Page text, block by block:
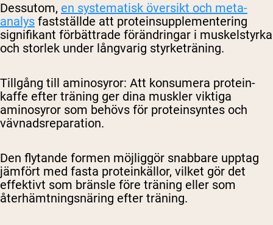
Dessutom, en systematisk översikt och meta-
analys fastställde att proteinsupplementering
signifikant förbättrade förändringar i muskelstyrka
och storlek under långvarig styrketräning.
Tillgång till aminosyror: Att konsumera protein-
kaffe efter träning ger dina muskler viktiga
aminosyror som behövs för proteinsyntes och
vävnadsreparation.
Den flytande formen möjliggör snabbare upptag
jämfört med fasta proteinkällor, vilket gör det
effektivt som bränsle före träning eller som
återhämtningsnäring efter träning.